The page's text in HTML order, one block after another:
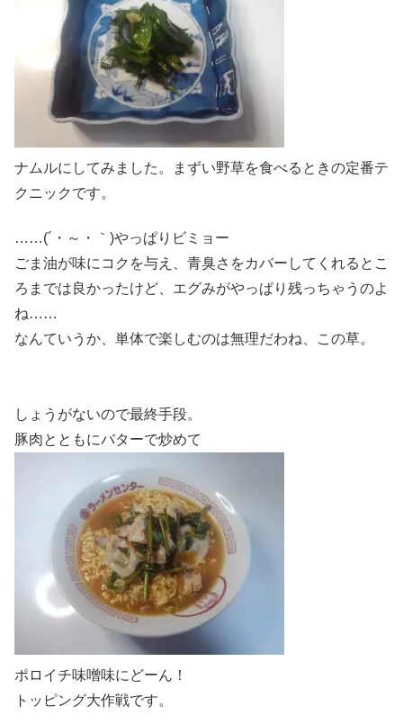
ナムルにしてみました。まずい野草を食べるときの定番テ
クニックです。
……(´・～・｀)やっぱりビミョー
ごま油が味にコクを与え、青臭さをカバーしてくれるとこ
ろまでは良かったけど、エグみがやっぱり残っちゃうのよ
ね……
なんていうか、単体で楽しむのは無理だわね、この草。
しょうがないので最終手段。
豚肉とともにバターで炒めて
ポロイチ味噌味にどーん！
トッピング大作戦です。